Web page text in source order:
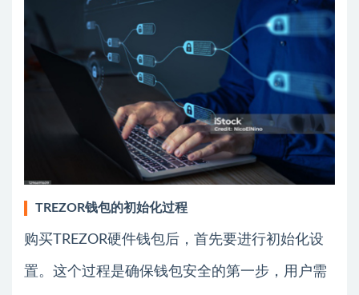
TREZOR钱包的初始化过程
购买TREZOR硬件钱包后，首先要进行初始化设
置。这个过程是确保钱包安全的第一步，用户需